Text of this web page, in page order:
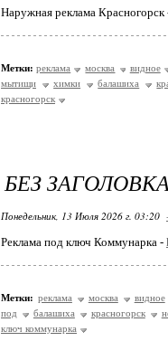
Наружная реклама Красногорск
Метки: реклама москва видное
мытищи
химки балашиха
красногорск
БЕЗ ЗАГОЛОВКА
Понедельник, 13 Июля 2026 г. 03:20
Реклама под ключ Коммунарка -
Метки: реклама москва видное
под
балашиха красногорск
ключ коммунарка